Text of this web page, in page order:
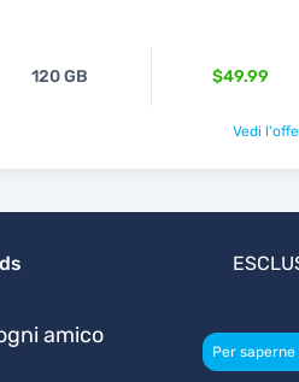
120 GB $49.99
Vedi
amico
Per saperne